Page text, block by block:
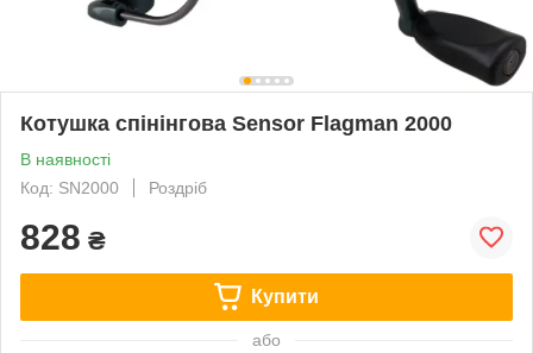
Котушка спінінгова Sensor Flagman 2000
В наявності
Код: SN2000
Роздріб
828 ₴
Купити
або